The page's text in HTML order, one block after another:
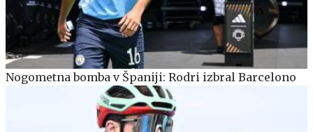
Nogometna bomba v Španiji: Rodri izbral Barcelono